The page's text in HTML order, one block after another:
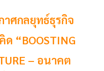
าศกลยุทธ์ธุรกิจ
“BOOSTING
– อนาคต